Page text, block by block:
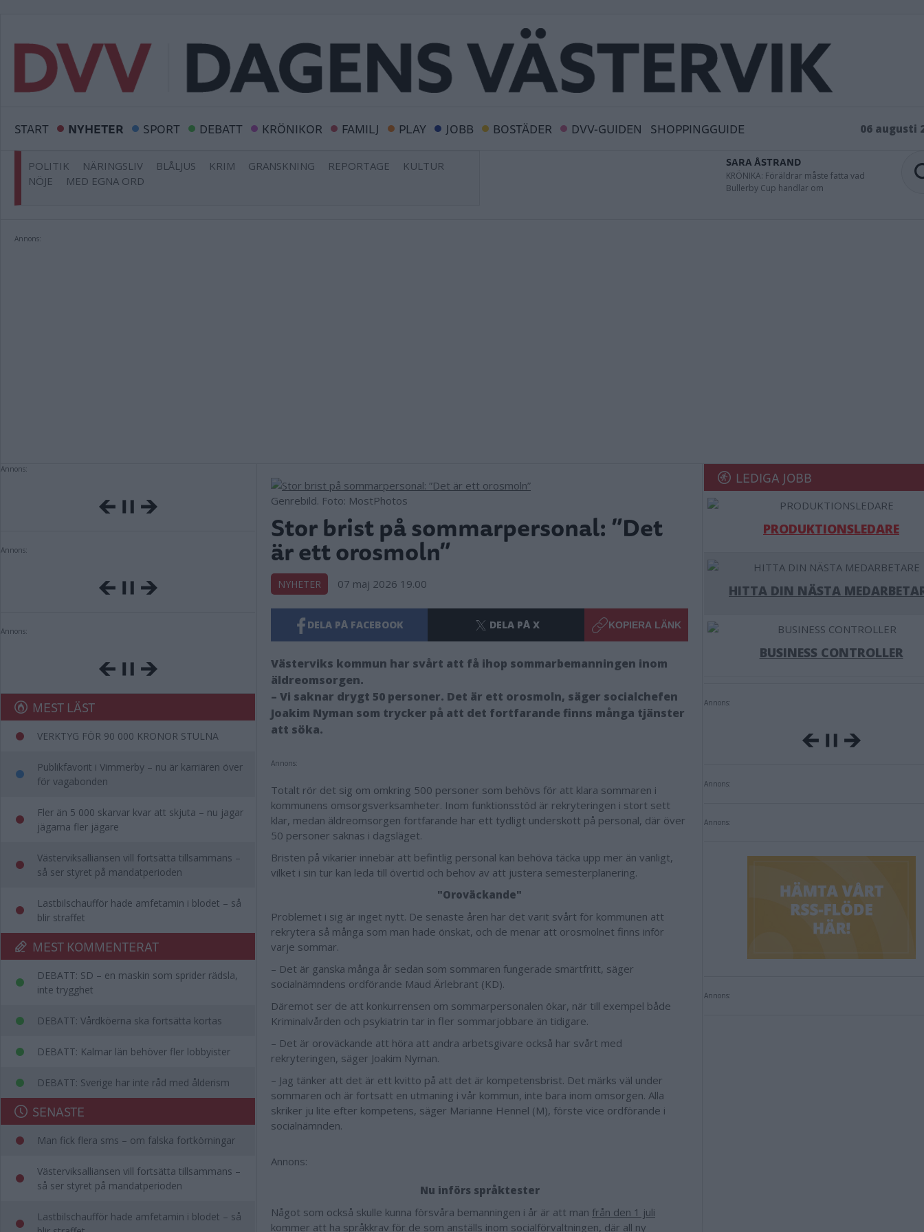
START NYHETER SPORT DEBATT KRÖNIKOR FAMILJ PLAY JOBB BOSTÄDER DVV-GUIDEN SHOPPINGGUIDE 06 augusti
POLITIK NÄRINGSLIV BLÅLJUS KRIM GRANSKNING REPORTAGE
KULTUR
NÖJE
MED EGNA ORD
SARA ÅSTRAND
KRÖNIKA: Föräldrar måste fatta vad
Bullerby Cup handlar om
Annons:
Annons:
Annons:
Annons:
MEST LÄST
VERKTYG FÖR 90 000 KRONOR STULNA
Publikfavorit i Vimmerby – nu är karriären över
för vagabonden
Fler än 5 000 skarvar kvar att skjuta – nu jagar
jägarna fler jägare
Västerviksalliansen vill fortsätta tillsammans –
så ser styret på mandatperioden
Lastbilschaufför hade amfetamin i blodet – så
blir straffet
MEST KOMMENTERAT
DEBATT: SD – en maskin som sprider rädsla,
inte trygghet
DEBATT: Vårdköerna ska fortsätta kortas
DEBATT: Kalmar län behöver fler lobbyister
DEBATT: Sverige har inte råd med ålderism
SENASTE
Man fick flera sms – om falska fortkörningar
Västerviksalliansen vill fortsätta tillsammans –
så ser styret på mandatperioden
Lastbilschaufför hade amfetamin i blodet – så
Genrebild. Foto: MostPhotos
Stor brist på sommarpersonal: ”Det
är ett orosmoln”
NYHETER 07 maj 2026 19.00
DELA PÅ FACEBOOK DELA PÅ X KOPIERA LÄNK
Västerviks kommun har svårt att få ihop sommarbemanningen inom
äldreomsorgen.
– Vi saknar drygt 50 personer. Det är ett orosmoln, säger socialchefen
Joakim Nyman som trycker på att det fortfarande finns många tjänster
att söka.
Annons:
Totalt rör det sig om omkring 500 personer som behövs för att klara sommaren i
kommunens omsorgsverksamheter. Inom funktionsstöd är rekryteringen i stort sett
klar, medan äldreomsorgen fortfarande har ett tydligt underskott på personal, där över
50 personer saknas i dagsläget.
Bristen på vikarier innebär att befintlig personal kan behöva täcka upp mer än vanligt,
vilket i sin tur kan leda till övertid och behov av att justera semesterplanering.
"Oroväckande"
Problemet i sig är inget nytt. De senaste åren har det varit svårt för kommunen att
rekrytera så många som man hade önskat, och de menar att orosmolnet finns inför
varje sommar.
– Det är ganska många år sedan som sommaren fungerade smärtfritt, säger
socialnämndens ordförande Maud Ärlebrant (KD).
Däremot ser de att konkurrensen om sommarpersonalen ökar, när till exempel både
Kriminalvården och psykiatrin tar in fler sommarjobbare än tidigare.
– Det är oroväckande att höra att andra arbetsgivare också har svårt med
rekryteringen, säger Joakim Nyman.
– Jag tänker att det är ett kvitto på att det är kompetensbrist. Det märks väl under
sommaren och är fortsatt en utmaning i vår kommun, inte bara inom omsorgen. Alla
skriker ju lite efter kompetens, säger Marianne Hennel (M), förste vice ordförande i
socialnämnden.
Annons:
Nu införs språktester
Något som också skulle kunna försvåra bemanningen i år är att man från den 1 juli
kommer att ha språkkrav för de som anställs inom socialförvaltningen, där all ny
LEDIGA JOBB
PRODUKTIONSLEDARE
HITTA DIN NÄSTA
BUSINESS CONTROLLER
Annons:
Annons:
Annons:
Annons: